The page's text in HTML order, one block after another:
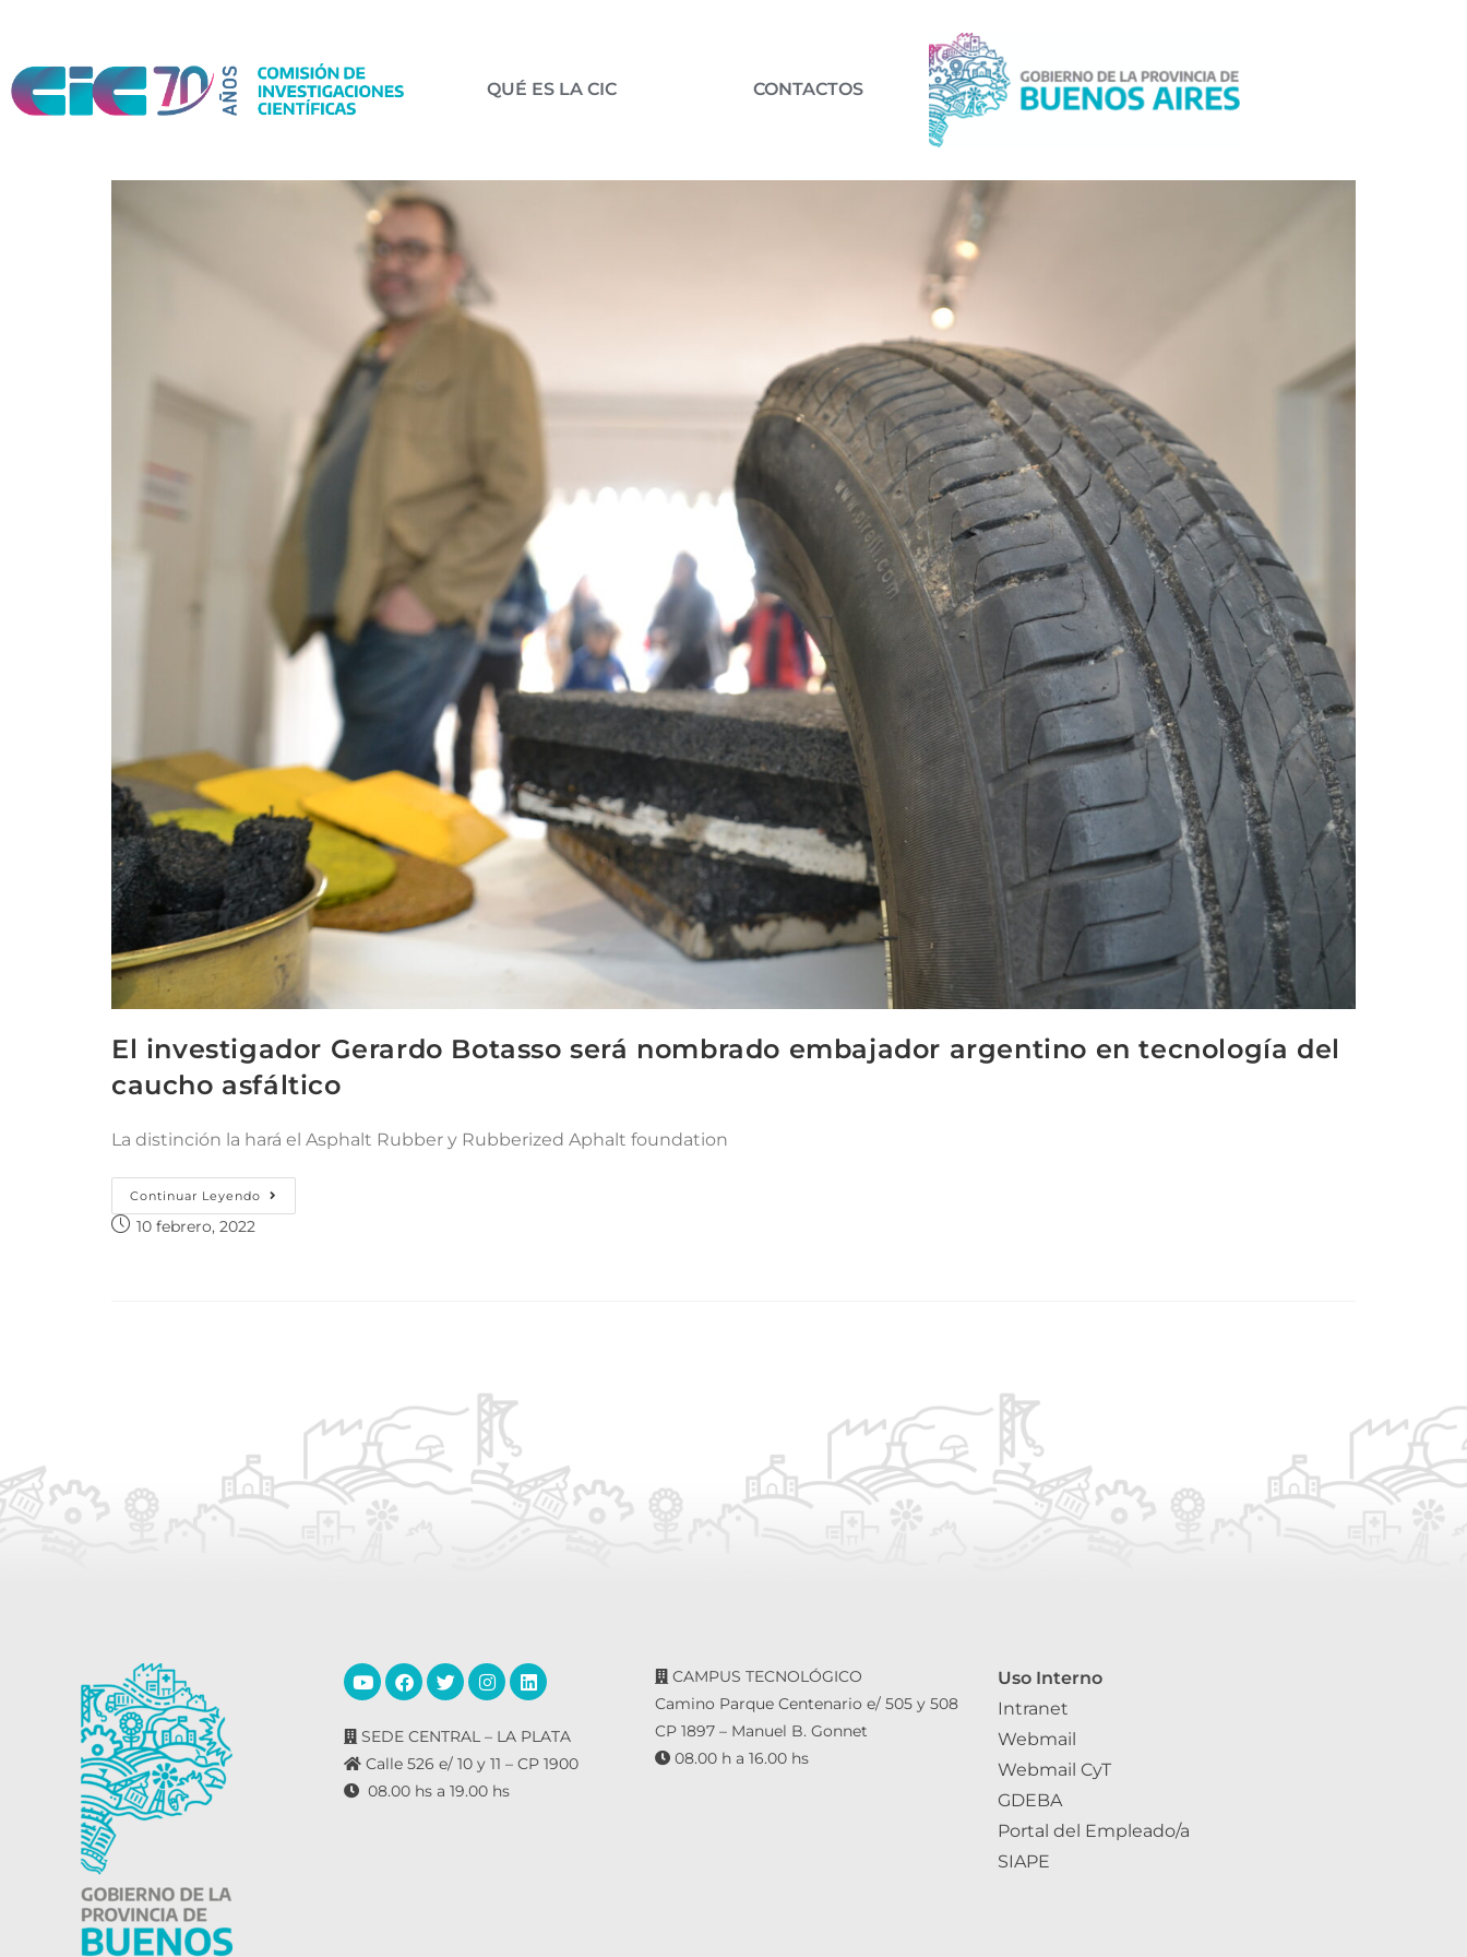
QUÉ ES LA CIC CONTACTOS
El investigador Gerardo Botasso será nombrado embajador argentino en tecnología del
caucho asfáltico
La distinción la hará el Asphalt Rubber y Rubberized Aphalt foundation
Continuar Leyendo
10 febrero, 2022
SEDE CENTRAL – LA PLATA
Calle 526 e/ 10 y 11 – CP 1900
08.00 hs a 19.00 hs
CAMPUS TECNOLÓGICO
Camino Parque Centenario e/ 505 y 508
CP 1897 – Manuel B. Gonnet
08.00 h a 16.00 hs
Uso Interno
Intranet
Webmail
Webmail CyT
GDEBA
Portal del Empleado/a
SIAPE